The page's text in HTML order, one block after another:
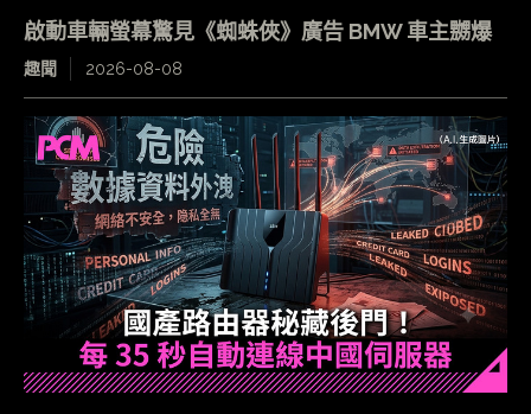
啟動車輛螢幕驚見《蜘蛛俠》廣告 BMW 車主嬲爆
趣聞 2026-08-08